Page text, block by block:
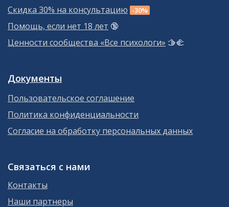
Скидка 30% на консультацию -30%
Помощь, если нет 18 лет 🔞
Ценности сообщества «Все психологи» 🫱‍🫲
Документы
Пользовательское соглашение
Политика конфиденциальности
Согласие на обработку персональных данных
Связаться с нами
Контакты
Наши партнеры